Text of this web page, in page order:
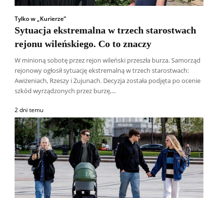
Tylko w „Kurierze”
Sytuacja ekstremalna w trzech starostwach
rejonu wileńskiego. Co to znaczy
W minioną sobotę przez rejon wileński przeszła burza. Samorząd
rejonowy ogłosił sytuację ekstremalną w trzech starostwach:
Awiżeniach, Rzeszy i Zujunach. Decyzja została podjęta po ocenie
szkód wyrządzonych przez burzę,...
2 dni temu